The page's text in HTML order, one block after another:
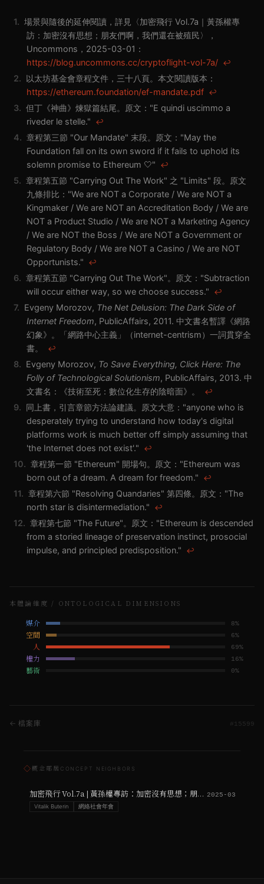
1. 場景與隨後的延伸閱讀，詳見〈加密飛行 Vol.7a｜黃孫權專
訪：加密沒有思想；朋友們啊，我們還在被殖民〉，
Uncommons，2025-03-01：​
https://blog.uncommons.cc/cryptoflight-vol-7a/
↩
2. 以太坊基金會章程文件，三十八頁。本文閱讀版本：​
https://ethereum.foundation/ef-mandate.pdf
↩
3. 但丁《神曲》煉獄篇結尾。原文："E quindi uscimmo a
riveder le stelle."
↩
4. 章程第三節 "Our Mandate" 末段。原文："May the
Foundation fall on its own sword if it fails to uphold its
solemn promise to Ethereum 🤍"
↩
5. 章程第五節 "Carrying Out The Work" 之 "Limits" 段。原文
九條排比："We are NOT a Corporate / We are NOT a
Kingmaker / We are NOT an Accreditation Body / We are
NOT a Product Studio / We are NOT a Marketing Agency
/ We are NOT the Boss / We are NOT a Government or
Regulatory Body / We are NOT a Casino / We are NOT
Opportunists."
↩
6. 章程第五節 "Carrying Out The Work"。原文："Subtraction
will occur either way, so we choose success."
↩
7. Evgeny Morozov, The Net Delusion: The Dark Side of
Internet Freedom, PublicAffairs, 2011. 中文書名暫譯《網路
幻象》。「網路中心主義」（internet-centrism）一詞貫穿全
書。
↩
8. Evgeny Morozov, To Save Everything, Click Here: The
Folly of Technological Solutionism, PublicAffairs, 2013. 中
文書名：《技術至死：數位化生存的陰暗面》。
↩
9. 同上書，引言章節方法論建議。原文大意："anyone who is
desperately trying to understand how today's digital
platforms work is much better off simply assuming that
'the Internet does not exist'."
↩
10. 章程第一節 "Ethereum" 開場句。原文："Ethereum was
born out of a dream. A dream for freedom."
↩
11. 章程第六節 "Resolving Quandaries" 第四條。原文："The
north star is disintermediation."
↩
12. 章程第七節 "The Future"。原文："Ethereum is descended
from a storied lineage of preservation instinct, prosocial
impulse, and principled predisposition."
↩
本體論維度 / ONTOLOGICAL DIMENSIONS
媒介 8%
空間 6%
人 69%
權力 16%
藝術 0%
← 檔案庫 15599
◇概念鄰居 CONCEPT NEIGHBORS
加密飛行 Vol.7a | 黃孫權專訪：加密沒有思想；朋友們啊，我們還在被殖民 2025-03
Vitalik Buterin 網絡社會年會